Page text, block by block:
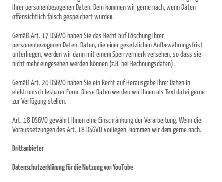
Ihrer personenbezogenen Daten. Dem kommen wir gerne nach, wenn Daten
offensichtlich falsch gespeichert wurden.
Gemäß Art. 17 DSGVO haben Sie das Recht auf Löschung Ihrer
personenbezogenen Daten. Daten, die einer gesetzlichen Aufbewahrungsfrist
unterliegen, werden wir dann mit einem Sperrvermerk versehen, so dass sie
nicht mehr eingesehen werden können (z.B. bei Rechnungsdaten).
Gemäß Art. 20 DSGVO haben Sie ein Recht auf Herausgabe Ihrer Daten in
elektronisch lesbarer Form. Diese Daten werden wir Ihnen als Textdatei gerne
zur Verfügung stellen.
Art. 18 DSGVO gewährt Ihnen eine Einschränkung der Verarbeitung. Wenn die
Voraussetzungen des Art. 18 DSGVO vorliegen, kommen wir dem gerne nach.
Drittanbieter
Datenschutzerklärung für die Nutzung von YouTube